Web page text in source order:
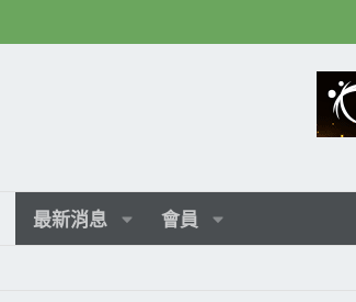
最新消息 會員